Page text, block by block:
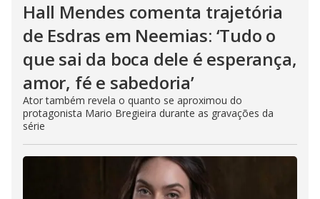
Hall Mendes comenta trajetória
de Esdras em Neemias: ‘Tudo o
que sai da boca dele é esperança,
amor, fé e sabedoria’
Ator também revela o quanto se aproximou do
protagonista Mario Bregieira durante as gravações da
série